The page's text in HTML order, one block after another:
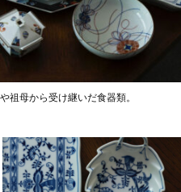
祖母から受け継いだ食器類。